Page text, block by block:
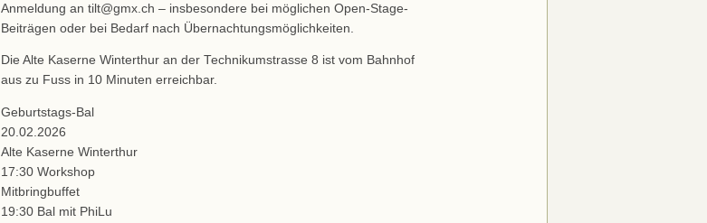
Anmeldung an tilt@gmx.ch – insbesondere bei möglichen Open-Stage-
Beiträgen oder bei Bedarf nach Übernachtungsmöglichkeiten.
Die Alte Kaserne Winterthur an der Technikumstrasse 8 ist vom Bahnhof
aus zu Fuss in 10 Minuten erreichbar.
Geburtstags-Bal
20.02.2026
Alte Kaserne Winterthur
17:30 Workshop
Mitbringbuffet
19:30 Bal mit PhiLu